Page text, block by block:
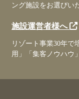
ング施設をお選びい
施設運営者様へ
リゾート事業30年で
用」「集客ノウハウ